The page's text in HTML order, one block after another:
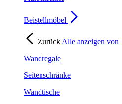
Beistellmöbel
Zurück Alle anzeigen von
Wandregale
Seitenschränke
Wandtische